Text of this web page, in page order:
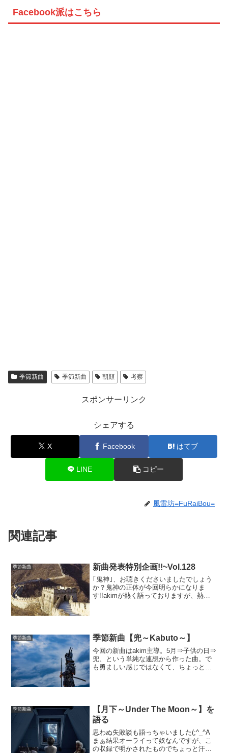
Facebook派はこちら
季節新曲 季節新曲 朝顔 考察
スポンサーリンク
シェアする
X Facebook はてブ
LINE コピー
風雷坊=FuRaiBou=
関連記事
季節新曲 新曲発表特別企画!!~Vol.128
｢鬼神｣、お聴きくださいましたでしょう
か？鬼神の正体が今回明らかになりま
す!!akimが熱く語っておりますが、熱く
季節新曲 季節新曲【兜～Kabuto～】
今回の新曲はakim主導。5月⇒子供の日⇒
兜、という単純な連想から作った曲。で
も勇ましい感じではなくて、ちょっと寂
季節新曲
【月下～Under The Moon～】を
語る
思わぬ失敗談も語っちゃいました(;^_^A
まぁ結果オーライって奴なんですが、こ
の収録で明かされたものでちょっと汗を